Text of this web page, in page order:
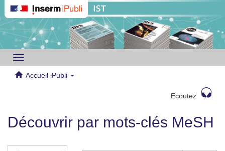
Toggle
navigation
Accueil iPubli
Ecoutez
Découvrir par mots-clés MeSH